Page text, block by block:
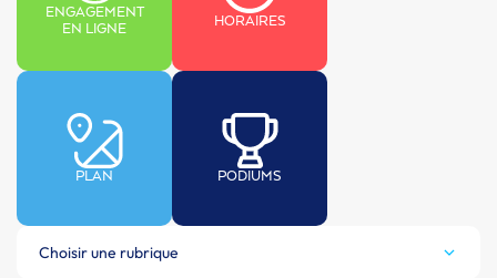
ENGAGEMENT
EN LIGNE
HORAIRES
PLAN PODIUMS
Choisir une rubrique